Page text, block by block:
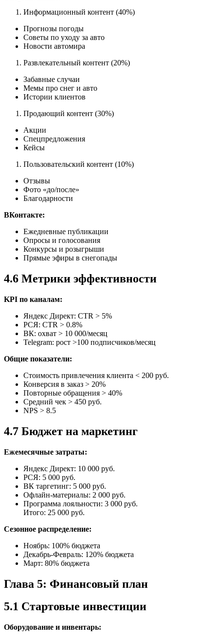
Информационный контент (40%)
Прогнозы погоды
Советы по уходу за авто
Новости автомира
Развлекательный контент (20%)
Забавные случаи
Мемы про снег и авто
Истории клиентов
Продающий контент (30%)
Акции
Спецпредложения
Кейсы
Пользовательский контент (10%)
Отзывы
Фото «до/после»
Благодарности
ВКонтакте:
Ежедневные публикации
Опросы и голосования
Конкурсы и розыгрыши
Прямые эфиры в снегопады
4.6 Метрики эффективности
KPI по каналам:
Яндекс Директ: CTR > 5%
РСЯ: CTR > 0.8%
ВК: охват > 10 000/месяц
Telegram: рост >100 подписчиков/месяц
Общие показатели:
Стоимость привлечения клиента < 200 руб.
Конверсия в заказ > 20%
Повторные обращения > 40%
Средний чек > 450 руб.
NPS > 8.5
4.7 Бюджет на маркетинг
Ежемесячные затраты:
Яндекс Директ: 10 000 руб.
РСЯ: 5 000 руб.
ВК таргетинг: 5 000 руб.
Офлайн-материалы: 2 000 руб.
Программа лояльности: 3 000 руб.
Итого: 25 000 руб.
Сезонное распределение:
Ноябрь: 100% бюджета
Декабрь-Февраль: 120% бюджета
Март: 80% бюджета
Глава 5: Финансовый план
5.1 Стартовые инвестиции
Оборудование и инвентарь: